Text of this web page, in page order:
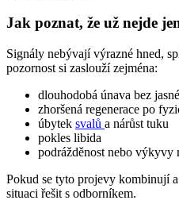
Jak poznat, že už nejde
Signály nebývají výrazné hned,
pozornost si zaslouží zejména:
dlouhodobá únava bez
zhoršená regenerace po
úbytek svalů a nárůst tuku
pokles libida
podrážděnost nebo výkyvy
Pokud se tyto projevy kombinují
situaci řešit s odborníkem.